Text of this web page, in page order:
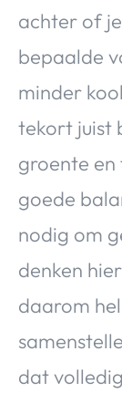
achter of
bepaalde
minder
tekort juist
groente en
goede
nodig om
denken
daarom
dat